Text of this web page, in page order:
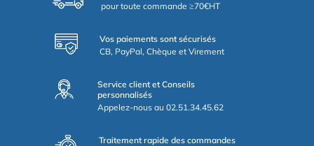
pour toute commande ≥70€HT
Vos paiements sont sécurisés
CB, PayPal, Chèque et Virement
Service client et Conseils
personnalisés
Appelez-nous au 02.51.34.45.62
Traitement rapide des commandes